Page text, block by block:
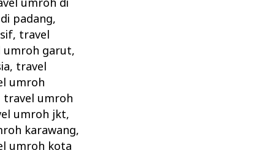
umroh di
padang,
, travel
umroh garut,
, travel
umroh
travel umroh
umroh jkt,
karawang,